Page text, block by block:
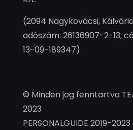
(2094 Nagykovácsi,
adószám: 26136907-2-13,
13-09-189347)
© Minden jog fenntartva
2023
PERSONALGUIDE 2019-2023